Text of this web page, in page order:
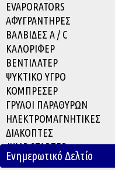
EVAPORATORS
ΑΦΥΓΡΑΝΤΗΡΕΣ
ΒΑΛΒΙΔΕΣ A / C
ΚΑΛΟΡΙΦΕΡ
ΒΕΝΤΙΛΑΤΕΡ
ΨΥΚΤΙΚΟ ΥΓΡΟ
ΚΟΜΠΡΕΣΕΡ
ΓΡΥΛΟΙ ΠΑΡΑΘΥΡΩΝ
ΗΛΕΚΤΡΟΜΑΓΝΗΤΙΚΕΣ
ΔΙΑΚΟΠΤΕΣ
JUMP STARTER
ACCESSORIES
Ενημερωτικό Δελτίο